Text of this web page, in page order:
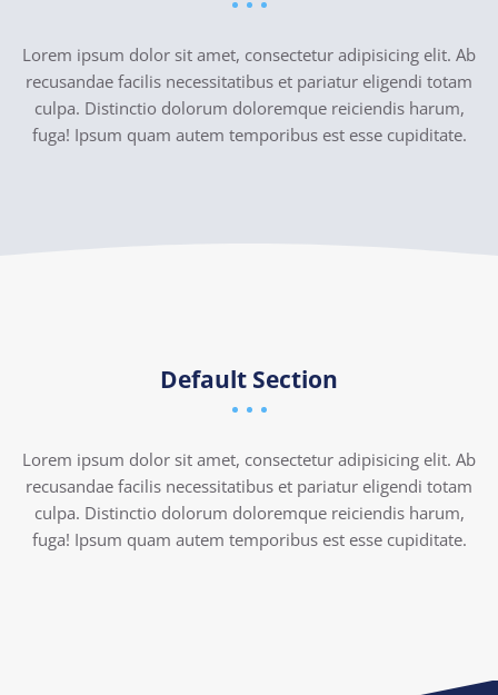
Lorem ipsum dolor sit amet, consectetur adipisicing elit. Ab
recusandae facilis necessitatibus et pariatur eligendi totam
culpa. Distinctio dolorum doloremque reiciendis harum,
fuga! Ipsum quam autem temporibus est esse cupiditate.
Default Section
Lorem ipsum dolor sit amet, consectetur adipisicing elit. Ab
recusandae facilis necessitatibus et pariatur eligendi totam
culpa. Distinctio dolorum doloremque reiciendis harum,
fuga! Ipsum quam autem temporibus est esse cupiditate.